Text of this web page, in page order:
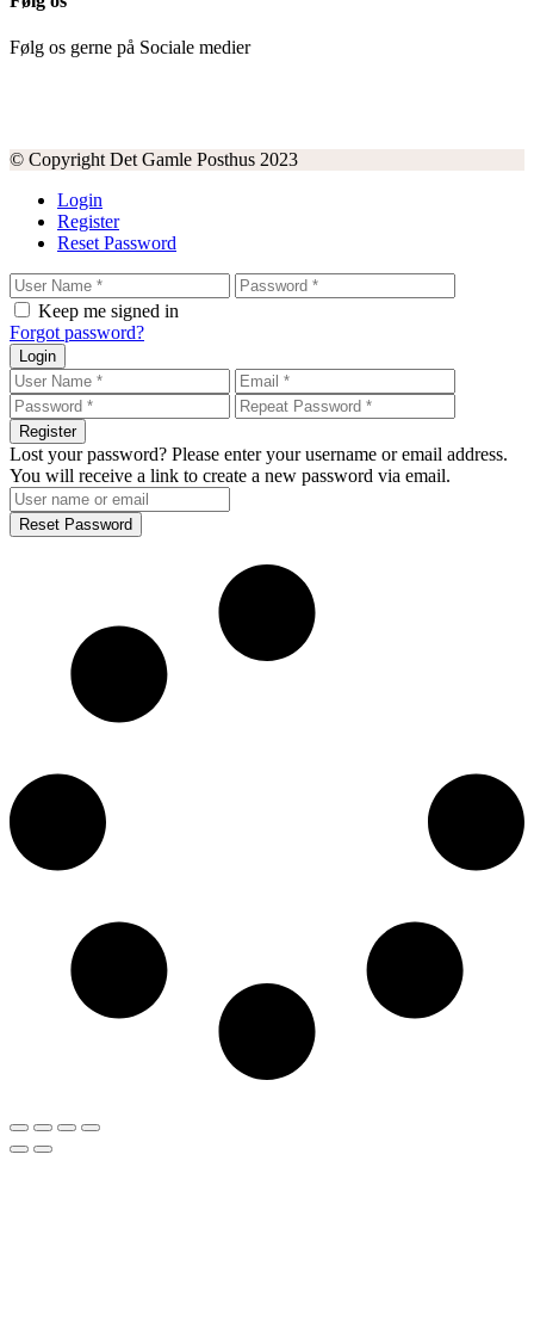
Følg os gerne på Sociale medier
© Copyright Det Gamle Posthus 2023
Login
Register
Reset Password
Keep me signed in
Forgot password?
Login
Register
Lost your password? Please enter your username or email address.
You will receive a link to create a new password via email.
Reset Password